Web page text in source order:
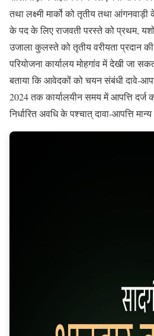
तथा लक्ष्मी मार्को को तृतीय तथा
के पद के लिए राजवती परस्ते को प्रथम,
उजाला कुलस्ते को तृतीय वरीयता प्रदान
परियोजना कार्यालय मोहगांव में देखी जा
बताया कि आवेदकों को चयन संबंधी दावे-
2024 तक कार्यालयीन समय में आपत्ति दर्ज
निर्धारित अवधि के पश्चात् दावा-आपत्ति मान्य